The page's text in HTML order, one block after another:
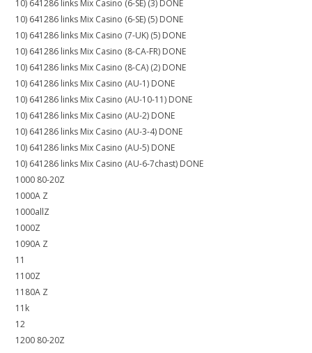
10) 641286 links Mix Casino (6-SE) (3) DONE
10) 641286 links Mix Casino (6-SE) (5) DONE
10) 641286 links Mix Casino (7-UK) (5) DONE
10) 641286 links Mix Casino (8-CA-FR) DONE
10) 641286 links Mix Casino (8-CA) (2) DONE
10) 641286 links Mix Casino (AU-1) DONE
10) 641286 links Mix Casino (AU-10-11) DONE
10) 641286 links Mix Casino (AU-2) DONE
10) 641286 links Mix Casino (AU-3-4) DONE
10) 641286 links Mix Casino (AU-5) DONE
10) 641286 links Mix Casino (AU-6-7chast) DONE
1000 80-20Z
1000A Z
1000allZ
1000Z
1090A Z
11
1100Z
1180A Z
11k
12
1200 80-20Z